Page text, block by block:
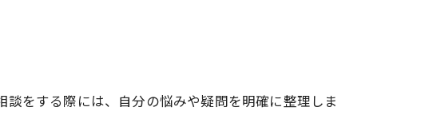
をする際には、自分の悩みや疑問を明確に整理しま